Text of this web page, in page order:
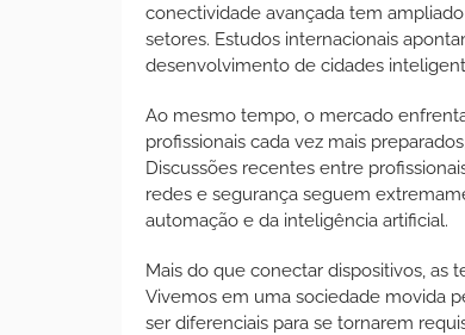
conectividade avançada tem
setores. Estudos internacionais
desenvolvimento de cidades
Ao mesmo tempo, o mercado
profissionais cada vez mais
Discussões recentes entre
redes e segurança seguem
automação e da inteligência artificial.
Mais do que conectar dispositivos, as
Vivemos em uma sociedade movida
ser diferenciais para se tornarem